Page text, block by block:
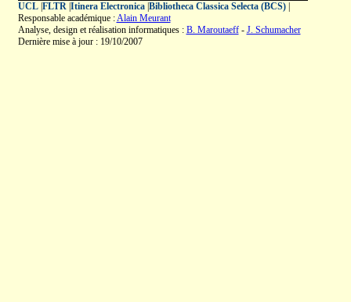
UCL| FLTR| Itinera Electronica| Bibliotheca Classica Selecta (BCS)|
Responsable académique :Alain Meurant
Analyse, design et réalisation informatiques : B. Maroutaeff- J. Schumacher
Dernière mise à jour : 19/10/2007